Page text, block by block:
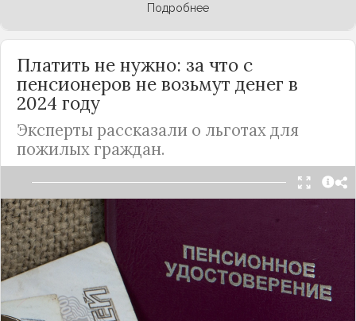
Подробнее
Платить не нужно: за что с
пенсионеров не возьмут денег в
2024 году
Эксперты рассказали о льготах для
пожилых граждан.
В начале 2024 года правительство
проиндексировало выплаты для неработающих
пенсионеров, увеличив их на 7,5 процентов.
Однако пожилым гражданам полагаются не
только дотации от государства, но и льготы,
освобождающие их от оплаты о некоторых
сборов в бюджет.